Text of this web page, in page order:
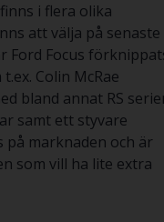
i flera olika
att välja på senaste
Ford Focus
Colin McRae
bland annat RS
samt ett styvare
marknaden och är
som vill ha lite extra